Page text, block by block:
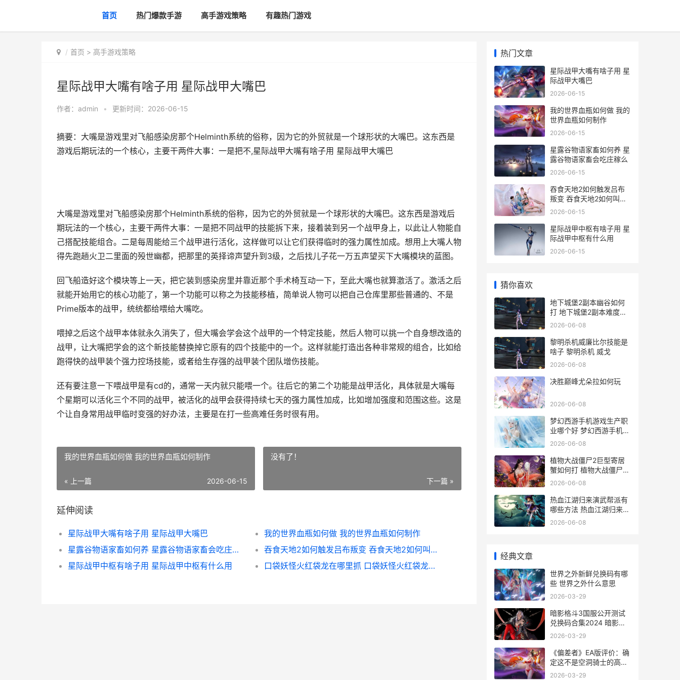
首页 热门爆款手游 高手游戏策略 有趣热门游戏
首页 > 高手游戏策略
星际战甲大嘴有啥子用 星际战甲大嘴巴
作者： admin • 更新时间：2026-06-15
摘要：大嘴是游戏里对飞船感染房那个Helminth系统的俗称，因为它的外贸就是一个球形状的大嘴巴。这东西是
游戏后期玩法的一个核心，主要干两件大事：一是把不,星际战甲大嘴有啥子用 星际战甲大嘴巴
大嘴是游戏里对飞船感染房那个Helminth系统的俗称，因为它的外贸就是一个球形状的大嘴巴。这东西是游戏后
期玩法的一个核心，主要干两件大事：一是把不同战甲的技能拆下来，接着装到另一个战甲身上，以此让人物能自
己搭配技能组合。二是每周能给三个战甲进行活化，这样做可以让它们获得临时的强力属性加成。想用上大嘴人物
得先跑趟火卫二里面的殁世幽都，把那里的英择谛声望升到3级，之后找儿子花一万五声望买下大嘴模块的蓝图。
回飞船造好这个模块等上一天，把它装到感染房里并靠近那个手术椅互动一下，至此大嘴也就算激活了。激活之后
就能开始用它的核心功能了，第一个功能可以称之为技能移植，简单说人物可以把自己仓库里那些普通的、不是
Prime版本的战甲，统统都给喂给大嘴吃。
喂掉之后这个战甲本体就永久消失了，但大嘴会学会这个战甲的一个特定技能，然后人物可以挑一个自身想改造的
战甲，让大嘴把学会的这个新技能替换掉它原有的四个技能中的一个。这样就能打造出各种非常规的组合，比如给
跑得快的战甲装个强力控场技能，或者给生存强的战甲装个团队增伤技能。
还有要注意一下喂战甲是有cd的，通常一天内就只能喂一个。往后它的第二个功能是战甲活化，具体就是大嘴每
个星期可以活化三个不同的战甲，被活化的战甲会获得持续七天的强力属性加成，比如增加强度和范围这些。这是
个让自身常用战甲临时变强的好办法，主要是在打一些高难任务时很有用。
我的世界血瓶如何做 我的世界血瓶如何制作
« 上一篇 2026-06-15
没有了！
下一篇 »
延伸阅读
星际战甲大嘴有啥子用 星际战甲大嘴巴
我的世界血瓶如何做 我的世界血瓶如何制作
星露谷物语家畜如何养 星露谷物语家畜会吃庄稼么
吞食天地2如何触发吕布叛变 吞食天地2如何叫醒诸葛亮
星际战甲中枢有啥子用 星际战甲中枢有什么用
口袋妖怪火红袋龙在哪里抓 口袋妖怪火红袋龙配招
热门文章
星际战甲大嘴有啥子用 星
际战甲大嘴巴
2026-06-15
我的世界血瓶如何做 我的
世界血瓶如何制作
2026-06-15
星露谷物语家畜如何养 星
露谷物语家畜会吃庄稼么
2026-06-15
吞食天地2如何触发吕布
叛变 吞食天地2如何叫醒
诸葛亮
2026-06-15
星际战甲中枢有啥子用 星
际战甲中枢有什么用
2026-06-15
猜你喜欢
地下城堡2副本幽谷如何
打 地下城堡2副本难度从
低到高
2026-06-08
黎明杀机威廉比尔技能是
啥子 黎明杀机 威戈
2026-06-08
决胜巅峰尤朵拉如何玩
2026-06-08
梦幻西游手机游戏生产职
业哪个好 梦幻西游手机游
戏怎么赚钱
2026-06-08
植物大战僵尸2巨型寄居
蟹如何打 植物大战僵尸2
官网入口
2026-06-08
热血江湖归来演武帮派有
哪些方法 热血江湖归来演
武攻略
2026-06-08
经典文章
世界之外新鲜兑换码有哪
些 世界之外什么意思
2026-03-29
暗影格斗3国服公开测试
兑换码合集2024 暗影格
斗3国服套装排行
2026-03-29
《偏差者》EA版评价：确
定这不是空洞骑士的高仿
DLC 偏差by respect
2026-03-29